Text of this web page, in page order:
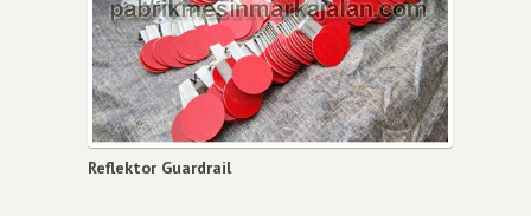
Reflektor Guardrail